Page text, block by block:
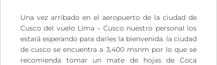
Una vez arribado en el aeropuerto de la ciudad de
Cusco del vuelo Lima – Cusco nuestro personal los
estará esperando para darles la bienvenida. la ciudad
de cusco se encuentra a 3,400 msnm por lo que se
recomienda tomar un mate de hojas de Coca